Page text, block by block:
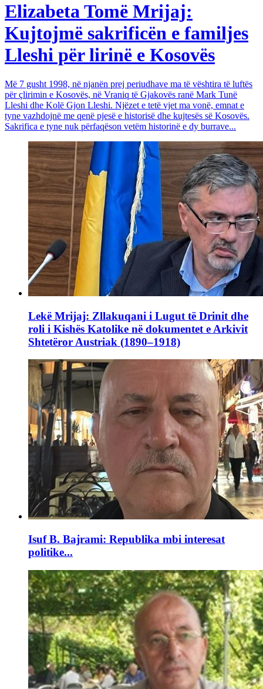
Elizabeta Tomë Mrijaj:
Kujtojmë sakrificën e familjes
Lleshi për lirinë e Kosovës
Më 7 gusht 1998, në njanën prej periudhave ma të vështira të luftës
për çlirimin e Kosovës, në Vraniq të Gjakovës ranë Mark Tunë
Lleshi dhe Kolë Gjon Lleshi. Njëzet e tetë vjet ma vonë, emnat e
tyne vazhdojnë me qenë pjesë e historisë dhe kujtesës së Kosovës.
Sakrifica e tyne nuk përfaqëson vetëm historinë e dy burrave...
Lekë Mrijaj: Zllakuqani i Lugut të Drinit dhe
roli i Kishës Katolike në dokumentet e Arkivit
Shtetëror Austriak (1890–1918)
Isuf B. Bajrami: Republika mbi interesat
politike...